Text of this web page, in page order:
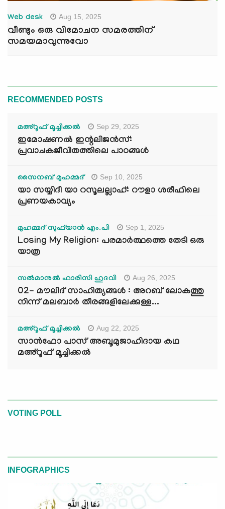
Web desk Aug 15, 2025
വീണ്ടും ഒരു വിമോചന സമരത്തിന്
സമയമാവുന്നുവോ
RECOMMENDED POSTS
മഅ്റൂഫ് മൂച്ചിക്കല്‍ Sep 29, 2025
ഇമോഷണൽ ഇന്റലിജൻസ്:
പ്രവാചകജീവിതത്തിലെ പാഠങ്ങൾ
സൈനബ് മുഹമ്മദ് Sep 10, 2025
യാ സയ്യിദീ യാ റസൂലല്ലാഹ്: റൗളാ ശരീഫിലെ
പ്രണയകാവ്യം
മുഹമ്മദ് സുഫ്‌യാൻ എം.പി Sep 1, 2025
Losing My Religion: പരമാർത്ഥത്തെ തേടി ഒരു
യാത്ര
സൽമാനുൽ ഫാരിസി ഹുദവി Aug 26, 2025
02- മൗലിദ് സാഹിത്യങ്ങൾ : അറബ് ലോകത്തു
നിന്ന് മലബാർ തീരങ്ങളിലേക്കുള്ള...
മഅ്റൂഫ് മൂച്ചിക്കല്‍ Aug 22, 2025
സാൻഫോ പാസ് അബൂമുജാഹിദായ കഥ
മഅ്റൂഫ് മൂച്ചിക്കല്‍
VOTING POLL
INFOGRAPHICS